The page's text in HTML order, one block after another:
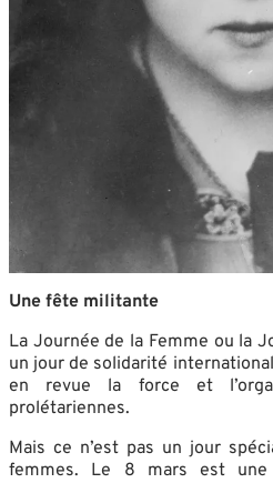
Une fête militante
La Journée de la Femme ou la
un jour de solidarité
en revue la force et
prolétariennes.
Mais ce n’est pas un jour
femmes. Le 8 mars est